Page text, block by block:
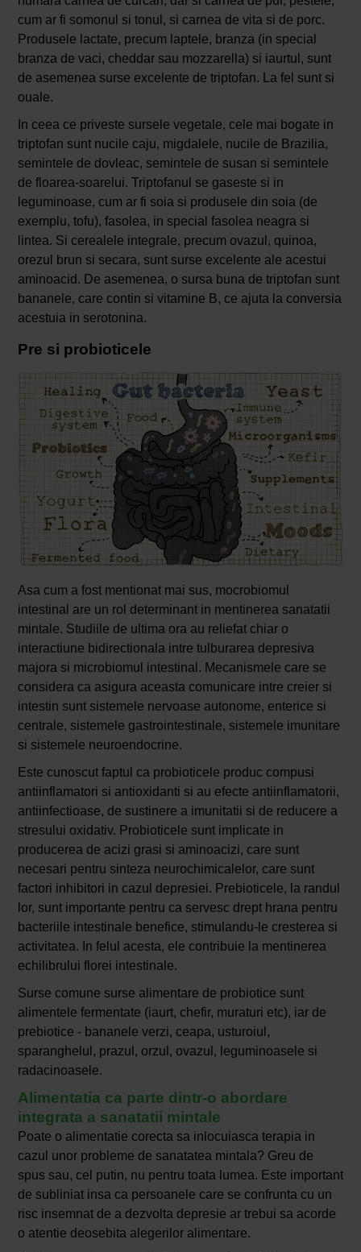
cum ar fi somonul si tonul, si carnea de vita si de porc.
Produsele lactate, precum laptele, branza (in special
branza de vaci, cheddar sau mozzarella) si iaurtul, sunt
de asemenea surse excelente de triptofan. La fel sunt si
ouale.
In ceea ce priveste sursele vegetale, cele mai bogate in
triptofan sunt nucile caju, migdalele, nucile de Brazilia,
semintele de dovleac, semintele de susan si semintele
de floarea-soarelui. Triptofanul se gaseste si in
leguminoase, cum ar fi soia si produsele din soia (de
exemplu, tofu), fasolea, in special fasolea neagra si
lintea. Si cerealele integrale, precum ovazul, quinoa,
orezul brun si secara, sunt surse excelente ale acestui
aminoacid. De asemenea, o sursa buna de triptofan sunt
bananele, care contin si vitamine B, ce ajuta la conversia
acestuia in serotonina.
Pre si probioticele
Asa cum a fost mentionat mai sus, mocrobiomul
intestinal are un rol determinant in mentinerea sanatatii
mintale. Studiile de ultima ora au reliefat chiar o
interactiune bidirectionala intre tulburarea depresiva
majora si microbiomul intestinal. Mecanismele care se
considera ca asigura aceasta comunicare intre creier si
intestin sunt sistemele nervoase autonome, enterice si
centrale, sistemele gastrointestinale, sistemele imunitare
si sistemele neuroendocrine.
Este cunoscut faptul ca probioticele produc compusi
antiinflamatori si antioxidanti si au efecte antiinflamatorii,
antiinfectioase, de sustinere a imunitatii si de reducere a
stresului oxidativ. Probioticele sunt implicate in
producerea de acizi grasi si aminoacizi, care sunt
necesari pentru sinteza neurochimicalelor, care sunt
factori inhibitori in cazul depresiei. Prebioticele, la randul
lor, sunt importante pentru ca servesc drept hrana pentru
bacteriile intestinale benefice, stimulandu-le cresterea si
activitatea. In felul acesta, ele contribuie la mentinerea
echilibrului florei intestinale.
Surse comune surse alimentare de probiotice sunt
alimentele fermentate (iaurt, chefir, muraturi etc), iar de
prebiotice - bananele verzi, ceapa, usturoiul,
sparanghelul, prazul, orzul, ovazul, leguminoasele si
radacinoasele.
Alimentatia ca parte dintr-o abordare
integrata a sanatatii mintale
Poate o alimentatie corecta sa inlocuiasca terapia in
cazul unor probleme de sanatatea mintala? Greu de
spus sau, cel putin, nu pentru toata lumea. Este important
de subliniat insa ca persoanele care se confrunta cu un
risc insemnat de a dezvolta depresie ar trebui sa acorde
o atentie deosebita alegerilor alimentare.